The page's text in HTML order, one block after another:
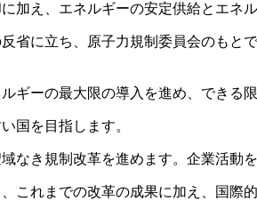
加え、エネルギーの安定供給とエネ
省に立ち、原子力規制委員会のもと
ギーの最大限の導入を進め、できる
国を目指します。
なき規制改革を進めます。企業活動
これまでの改革の成果に加え、国際